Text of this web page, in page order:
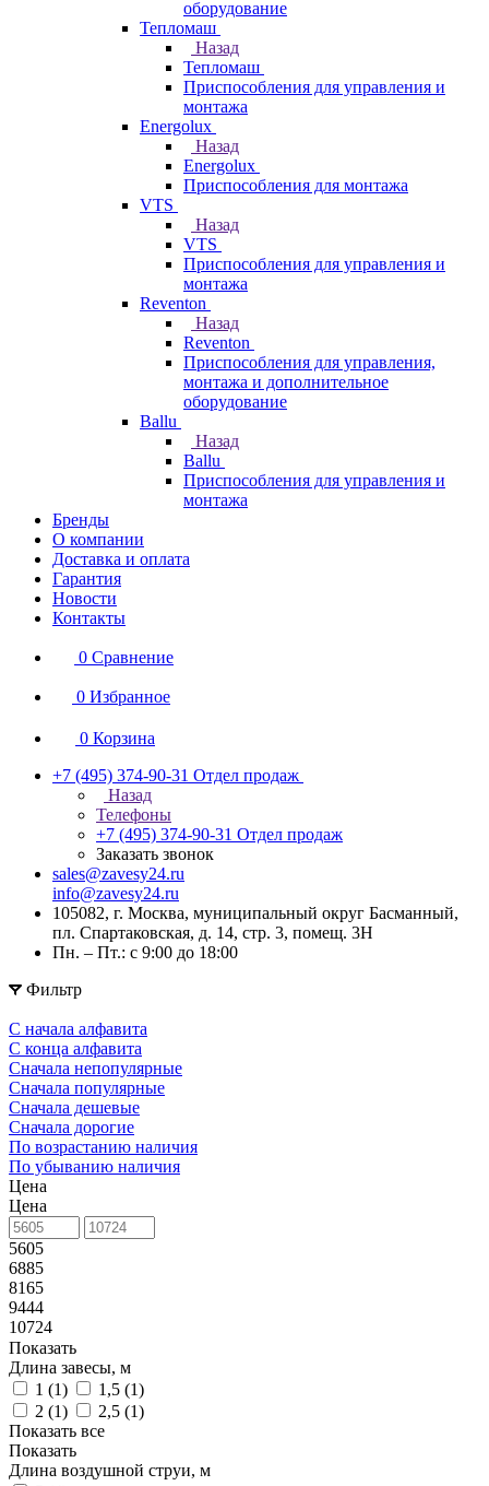
оборудование
Тепломаш
Назад
Тепломаш
Приспособления для управления и
монтажа
Energolux
Назад
Energolux
Приспособления для монтажа
VTS
Назад
VTS
Приспособления для управления и
монтажа
Reventon
Назад
Reventon
Приспособления для управления,
монтажа и дополнительное
оборудование
Ballu
Назад
Ballu
Приспособления для управления и
монтажа
Бренды
О компании
Доставка и оплата
Гарантия
Новости
Контакты
0 Сравнение
0 Избранное
0 Корзина
+7 (495) 374-90-31 Отдел продаж
Назад
Телефоны
+7 (495) 374-90-31 Отдел продаж
Заказать звонок
sales@zavesy24.ru
info@zavesy24.ru
105082, г. Москва, муниципальный округ Басманный,
пл. Спартаковская, д. 14, стр. 3, помещ. 3Н
Пн. – Пт.: с 9:00 до 18:00
Фильтр
С начала алфавита
С конца алфавита
Сначала непопулярные
Сначала популярные
Сначала дешевые
Сначала дорогие
По возрастанию наличия
По убыванию наличия
Цена
Цена
5605
6885
8165
9444
10724
Показать
Длина завесы, м
1 (1) 1,5 (1)
2 (1) 2,5 (1)
Показать все
Показать
Длина воздушной струи, м